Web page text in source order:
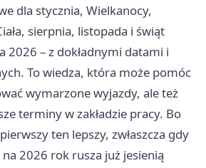
dla stycznia, Wielkanocy,
sierpnia, listopada i świąt
2026 – z dokładnymi datami i
To wiedza, która może pomóc
wymarzone wyjazdy, ale też
terminy w zakładzie pracy. Bo
ten lepszy, zwłaszcza gdy
2026 rok rusza już jesienią